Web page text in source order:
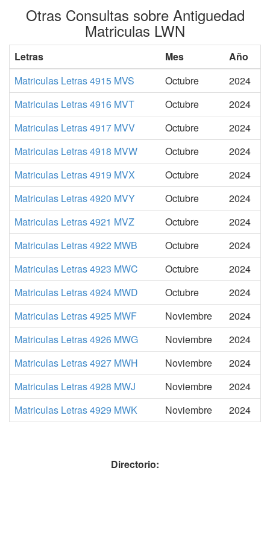
Otras Consultas sobre Antiguedad
Matriculas LWN
Letras Mes
Año
Matriculas Letras 4915 MVS
Octubre
2024
Matriculas Letras 4916 MVT
Octubre
2024
Matriculas Letras 4917 MVV
Octubre
2024
Matriculas Letras 4918 MVW
Octubre
2024
Matriculas Letras 4919 MVX
Octubre
2024
Matriculas Letras 4920 MVY
Octubre
2024
Matriculas Letras 4921 MVZ
Octubre
2024
Matriculas Letras 4922 MWB
Octubre
2024
Matriculas Letras 4923 MWC
Octubre
2024
Matriculas Letras 4924 MWD
Octubre
2024
Matriculas Letras 4925 MWF
Noviembre
2024
Matriculas Letras 4926 MWG
Noviembre
2024
Matriculas Letras 4927 MWH
Noviembre
2024
Matriculas Letras 4928 MWJ
Noviembre
2024
Matriculas Letras 4929 MWK
Noviembre 2024
Directorio: